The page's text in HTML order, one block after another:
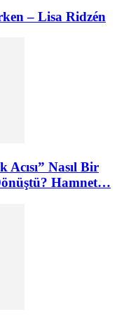
– Lisa Ridzén
Nasıl Bir
Hamnet…